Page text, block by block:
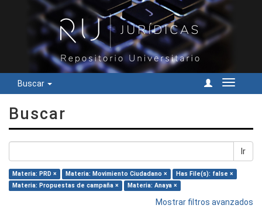
Buscar
Cambiar
Buscar
Ir
Materia: PRD × Materia: Movimiento Ciudadano ×
Has File(s): false ×
Materia: Propuestas de campaña ×
Materia: Anaya ×
Mostrar filtros avanzados